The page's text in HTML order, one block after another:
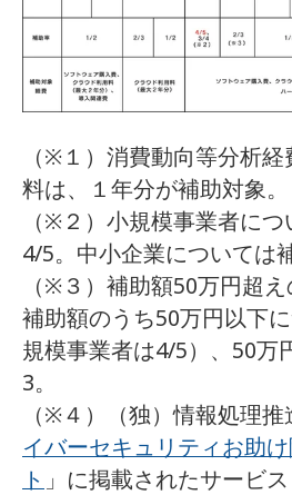
（※１）消費動向等分析
料は、１年分が補助対象。
（※２）小規模事業者に
4/5。中小企業については
（※３）補助額50万円超え
補助額のうち50万円以下
規模事業者は4/5）、50万
3。
（※４）（独）情報処理
イバーセキュリティお助
ト 」に掲載されたサービス